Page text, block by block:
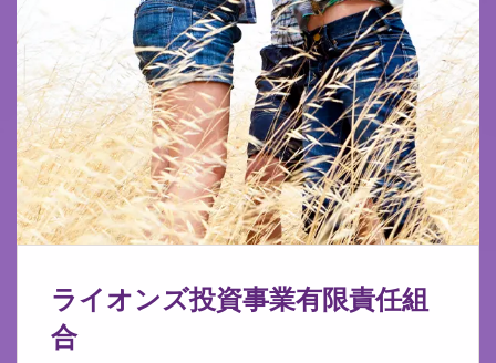
ライオンズ投資事業有限責任組
合